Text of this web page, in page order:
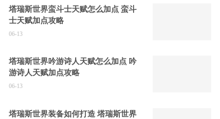
塔瑞斯世界蛮斗士天赋怎么加点 蛮斗
士天赋加点攻略
06-13
塔瑞斯世界吟游诗人天赋怎么加点 吟
游诗人天赋加点攻略
06-13
塔瑞斯世界装备如何打造 塔瑞斯世界